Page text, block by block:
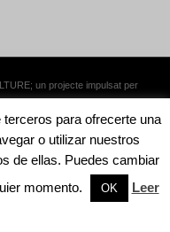
un projecte impulsat per
para ofrecerte una
o utilizar nuestros
de ellas. Puedes cambiar
momento.
OK
Leer
Español